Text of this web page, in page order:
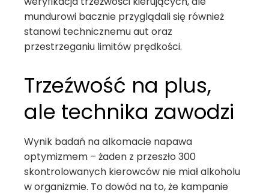
mundurowi bacznie przyglądali się również
stanowi technicznemu aut oraz
przestrzeganiu limitów prędkości.
Trzeźwość na plus,
ale technika zawodzi
Wynik badań na alkomacie napawa
optymizmem – żaden z przeszło 300
skontrolowanych kierowców nie miał alkoholu
w organizmie. To dowód na to, że kampanie